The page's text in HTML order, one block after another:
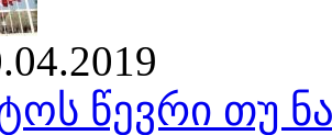
წევრი თუ